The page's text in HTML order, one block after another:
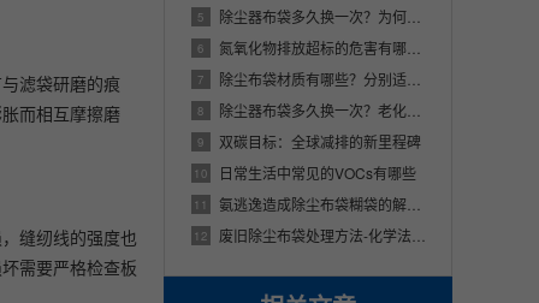
5 除尘器布袋多久换一次？为何会频繁更换？
6 氮氧化物排放超标的危害有哪些？
7 除尘布袋材质有哪些？分别适用于哪些场合？
8 除尘器布袋多久换一次？老化的原因有哪些？
9 双碳目标：全球减排的新里程碑
10 日常生活中常见的VOCs有哪些
11 氨逃逸造成除尘布袋糊袋的解决措施
12 废旧除尘布袋处理方法-化学法（下）
滤袋研磨的痕
而相互摩擦磨
缝纫线的强度也
需要严格检查板